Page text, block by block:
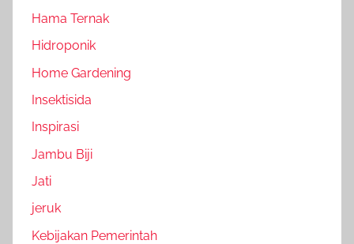
Hama Ternak
Hidroponik
Home Gardening
Insektisida
Inspirasi
Jambu Biji
Jati
jeruk
Kebijakan Pemerintah